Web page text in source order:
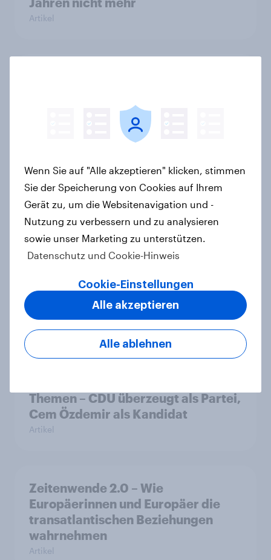
Artikel
zuletzt vor einem Jahr+++Mehrheit
glaubt nicht an ein schnelles Ende
Frauen und Männer sind sich einig,
dass die Geschlechter
gleichgestellt sein sollten, aber
nicht, ob sie schon gleichgestellt
Artikel
Landtagswahl Baden-Württemberg
Themen – CDU überzeugt als Partei,
Cem Özdemir als Kandidat
Artikel
Zeitenwende 2.0 – Wie
Europäerinnen und Europäer die
transatlantischen Beziehungen
wahrnehmen
Artikel
Wenn Sie auf "Alle akzeptieren" klicken, stimmen
Sie der Speicherung von Cookies auf Ihrem
Gerät zu, um die Websitenavigation und -
Nutzung zu verbessern und zu analysieren
sowie unser Marketing zu unterstützen.
Datenschutz und Cookie-Hinweis
Cookie-Einstellungen
Alle ablehnen
Alle akzeptieren